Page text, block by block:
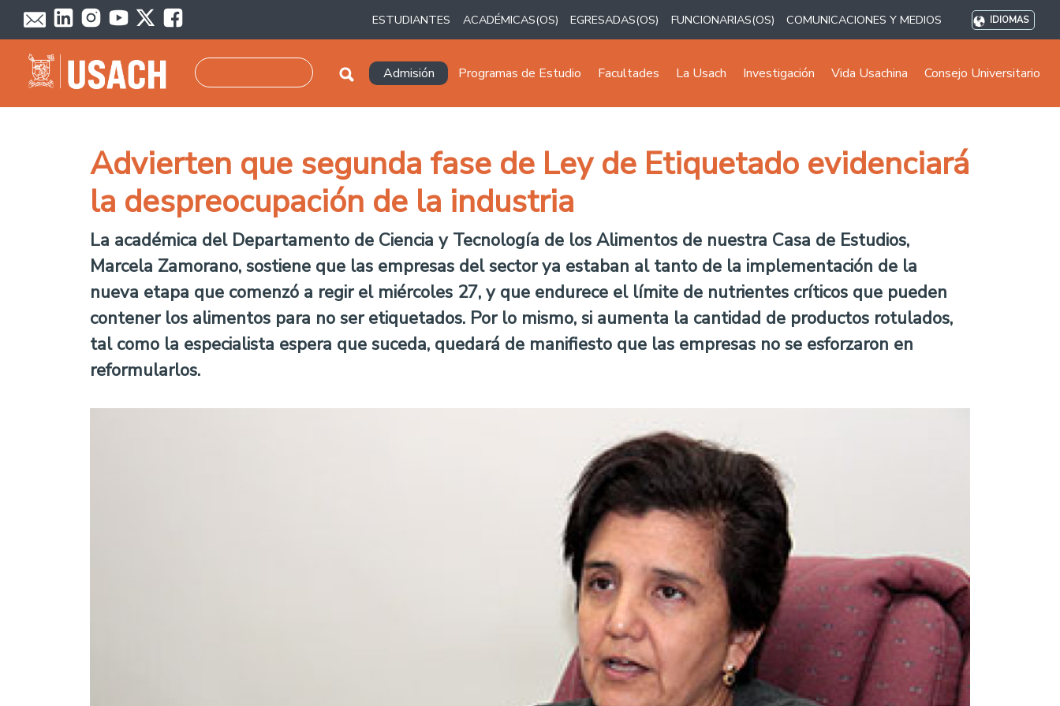
Pasar al contenido principal
ESTUDIANTES ACADÉMICAS(OS) EGRESADAS(OS) FUNCIONARIAS(OS) COMUNICACIONES Y MEDIOS IDIOMAS
Navegación principal
Admisión Programas de Estudio Facultades La Usach Investigación Vida Usachina Consejo Universitario
Advierten que segunda fase de Ley de Etiquetado evidenciará
la despreocupación de la industria
La académica del Departamento de Ciencia y Tecnología de los Alimentos de nuestra Casa de Estudios,
Marcela Zamorano, sostiene que las empresas del sector ya estaban al tanto de la implementación de la
nueva etapa que comenzó a regir el miércoles 27, y que endurece el límite de nutrientes críticos que pueden
contener los alimentos para no ser etiquetados. Por lo mismo, si aumenta la cantidad de productos rotulados,
tal como la especialista espera que suceda, quedará de manifiesto que las empresas no se esforzaron en
reformularlos.